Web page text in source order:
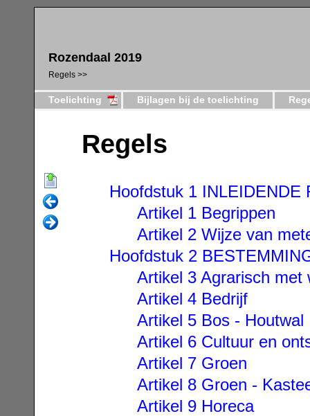
Rozendaal 2019
Regels
Toelichting Bijlagen bij de toelichting
Regels
Hoofdstuk 1 INLEIDENDE
Artikel 1 Begrippen
Artikel 2 Wijze van
Hoofdstuk 2
Artikel 3 Agrarisch met
Artikel 4 Bedrijf
Artikel 5 Bos - Houtwal
Artikel 6 Cultuur en
Artikel 7 Groen
Artikel 8 Groen -
Artikel 9 Horeca